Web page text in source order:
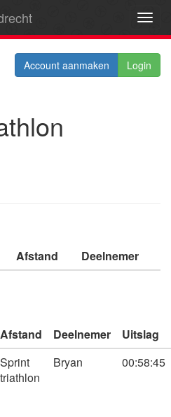
Account aanmaken Login
Afstand Deelnemer
Afstand Deelnemer
Uitslag
Sprint
triathlon
Bryan 00:58:45